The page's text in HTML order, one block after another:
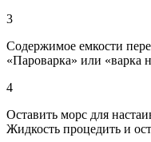
3
Содержимое емкости
«Пароварка» или «варка
4
Оставить морс для
Жидкость процедить и